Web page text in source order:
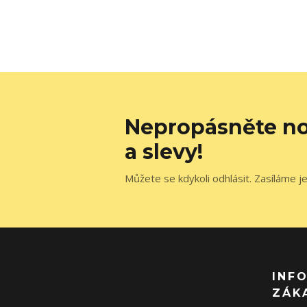
Nepropásněte
a slevy!
Můžete se kdykoli odhlásit. Zasíláme